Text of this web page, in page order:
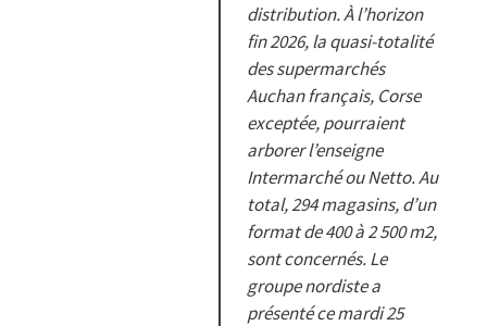
distribution. À l’horizon
fin 2026, la quasi-totalité
des supermarchés
Auchan français, Corse
exceptée, pourraient
arborer l’enseigne
Intermarché ou Netto. Au
total, 294 magasins, d’un
format de 400 à 2 500 m2,
sont concernés. Le
groupe nordiste a
présenté ce mardi 25